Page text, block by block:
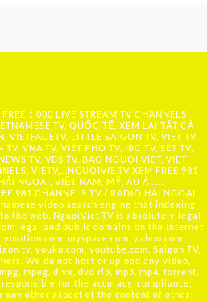
1,000 LIVE STREAM TV CHANNELS
TV, QUỐC TẾ, XEM LẠI TẤT CẢ
VIETFACETV, LITTLE SAIGON TV, VIET TV,
VNA TV, VIET PHO TV, IBC TV, SET TV,
TV, VBS TV, BAO NGUOI VIET, VIET
VIETV,... NGUOIVIE.TV XEM FREE 981
NGOẠI, VIỆT NAM, MỸ, ÂU Á …..
981 CHANNELS TV / RADIO HẢI NGOẠI,
video search engine that indexing
the web. NguoiViet.TV is absolutely legal
legal and public domains on the Internet
myspace.com, yahoo.com,
tv, youku.com, youtube.com, Saigon TV,
We do not host or upload any video,
mpeg, divx, dvd rip, mp3, mp4, torrent,
for the accuracy, compliance,
any other aspect of the content of other